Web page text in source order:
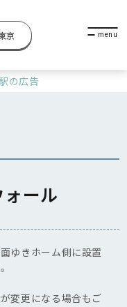
京
の広告
ール
ゆきホーム側に設置
変更になる場合もご